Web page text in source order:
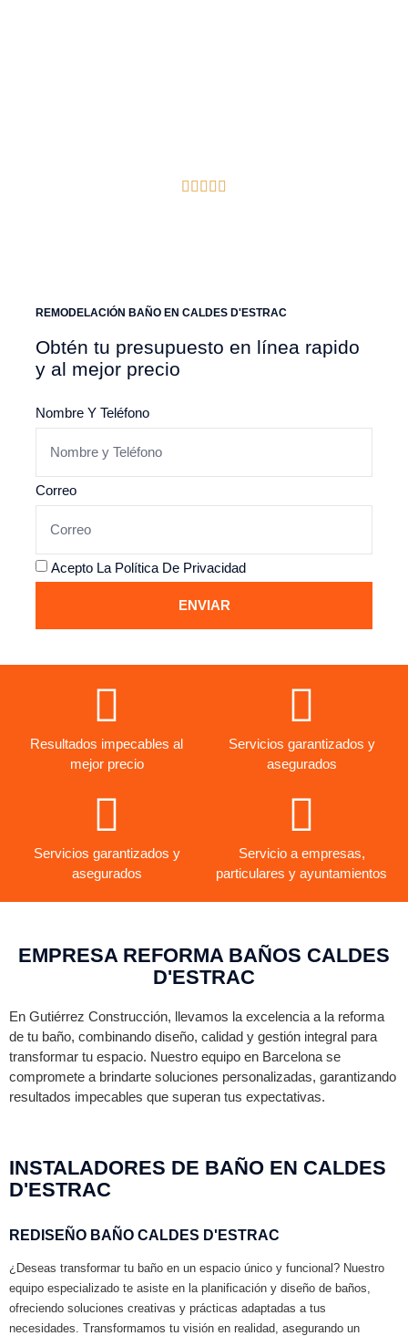
REMODELACIÓN BAÑO EN CALDES D'ESTRAC
Obtén tu presupuesto en línea rapido
y al mejor precio
Nombre Y Teléfono
Correo
Acepto La Política De Privacidad
ENVIAR
Resultados impecables al
mejor precio
Servicios garantizados y
asegurados
Servicios garantizados y
asegurados
Servicio a empresas,
particulares y ayuntamientos
EMPRESA REFORMA BAÑOS CALDES
D'ESTRAC
En Gutiérrez Construcción, llevamos la excelencia a la reforma
de tu baño, combinando diseño, calidad y gestión integral para
transformar tu espacio. Nuestro equipo en Barcelona se
compromete a brindarte soluciones personalizadas, garantizando
resultados impecables que superan tus expectativas.
INSTALADORES DE BAÑO EN CALDES
D'ESTRAC
REDISEÑO BAÑO CALDES D'ESTRAC
¿Deseas transformar tu baño en un espacio único y funcional? Nuestro
equipo especializado te asiste en la planificación y diseño de baños,
ofreciendo soluciones creativas y prácticas adaptadas a tus
necesidades. Transformamos tu visión en realidad, asegurando un